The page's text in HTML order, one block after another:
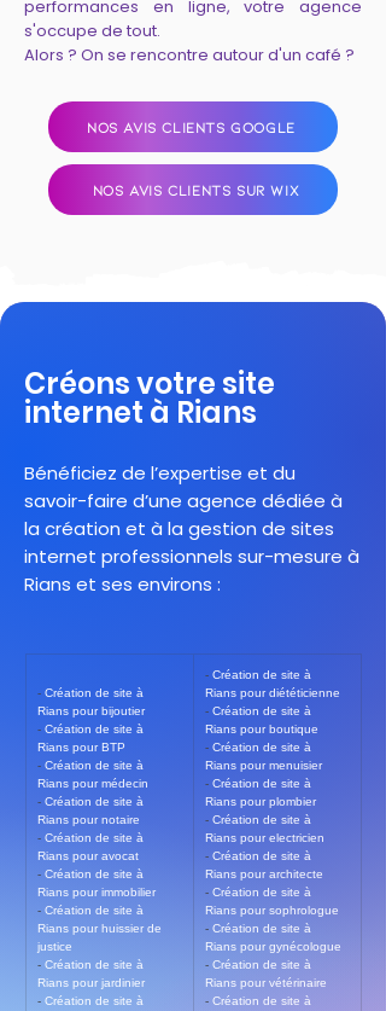
performances en ligne, votre agence
s'occupe de tout.
Alors ? On se rencontre autour d'un café ?
NOS AVIS CLIENTS GOOGLE
NOS AVIS CLIENTS SUR WIX
Créons votre site
internet à Rians
Bénéficiez de l’expertise et du
savoir-faire d’une agence dédiée à
la création et à la gestion de sites
internet professionnels sur-mesure à
Rians et ses environs :
- Création de site à
Rians pour bijoutier
- Création de site à
Rians pour BTP
- Création de site à
Rians pour médecin
- Création de site à
Rians pour notaire
- Création de site à
Rians pour avocat
- Création de site à
Rians pour immobilier
- Création de site à
Rians pour huissier de
justice
- Création de site à
Rians pour jardinier
- Création de site à
- Création de site à
Rians pour diététicienne
- Création de site à
Rians pour boutique
- Création de site à
Rians pour menuisier
- Création de site à
Rians pour plombier
- Création de site à
Rians pour electricien
- Création de site à
Rians pour architecte
- Création de site à
Rians pour sophrologue
- Création de site à
Rians pour gynécologue
- Création de site à
Rians pour vétérinaire
- Création de site à